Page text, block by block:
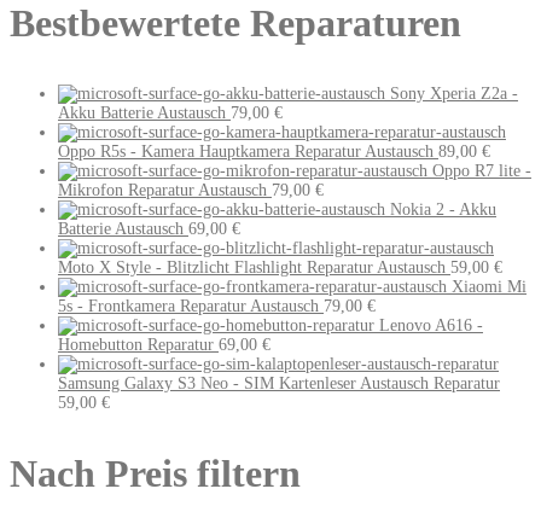
Bestbewertete Reparaturen
Sony Xperia Z2a -
Akku Batterie Austausch 79,00 €
Oppo R5s - Kamera Hauptkamera Reparatur Austausch 89,00 €
Oppo R7 lite -
Mikrofon Reparatur Austausch 79,00 €
Nokia 2 - Akku
Batterie Austausch 69,00 €
Moto X Style - Blitzlicht Flashlight Reparatur Austausch 59,00 €
Xiaomi Mi
5s - Frontkamera Reparatur Austausch 79,00 €
Lenovo A616 -
Homebutton Reparatur 69,00 €
Samsung Galaxy S3 Neo - SIM Kartenleser Austausch Reparatur
59,00 €
Nach Preis filtern